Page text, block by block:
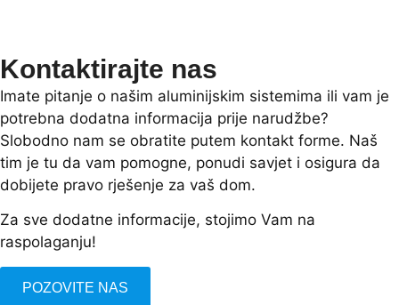
Kontaktirajte nas
Imate pitanje o našim aluminijskim sistemima ili vam je
potrebna dodatna informacija prije narudžbe?
Slobodno nam se obratite putem kontakt forme. Naš
tim je tu da vam pomogne, ponudi savjet i osigura da
dobijete pravo rješenje za vaš dom.
Za sve dodatne informacije, stojimo Vam na
raspolaganju!
POZOVITE NAS